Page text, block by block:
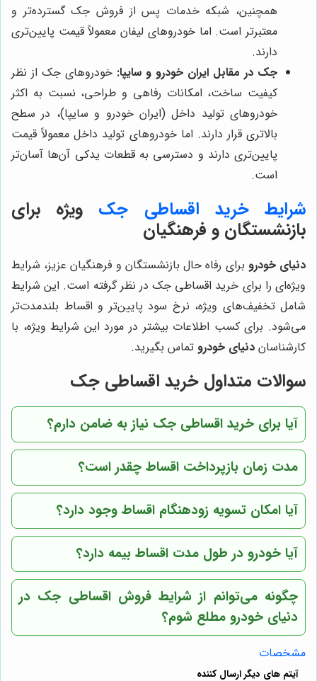
همچنین، شبکه خدمات پس از فروش جک گسترده‌تر و
معتبرتر است. اما خودروهای لیفان معمولاً قیمت پایین‌تری
دارند.
جک در مقابل ایران خودرو و سایپا: خودروهای جک از نظر
کیفیت ساخت، امکانات رفاهی و طراحی، نسبت به اکثر
خودروهای تولید داخل (ایران خودرو و سایپا)، در سطح
بالاتری قرار دارند. اما خودروهای تولید داخل معمولاً قیمت
پایین‌تری دارند و دسترسی به قطعات یدکی آن‌ها آسان‌تر
است.
شرایط خرید اقساطی جک ویژه برای
بازنشستگان و فرهنگیان
دنیای خودرو برای رفاه حال بازنشستگان و فرهنگیان عزیز، شرایط
ویژه‌ای را برای خرید اقساطی جک در نظر گرفته است. این شرایط
شامل تخفیف‌های ویژه، نرخ سود پایین‌تر و اقساط بلندمدت‌تر
می‌شود. برای کسب اطلاعات بیشتر در مورد این شرایط ویژه، با
کارشناسان دنیای خودرو تماس بگیرید.
سوالات متداول خرید اقساطی جک
آیا برای خرید اقساطی جک نیاز به ضامن دارم؟
مدت زمان بازپرداخت اقساط چقدر است؟
آیا امکان تسویه زودهنگام اقساط وجود دارد؟
آیا خودرو در طول مدت اقساط بیمه دارد؟
چگونه می‌توانم از شرایط فروش اقساطی جک در
دنیای خودرو مطلع شوم؟
مشخصات